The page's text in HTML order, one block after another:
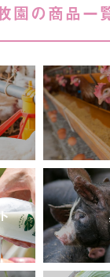
園の商品一